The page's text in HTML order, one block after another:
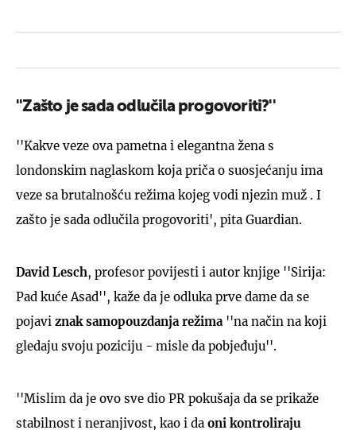
''Zašto je sada odlučila progovoriti?''
''Kakve veze ova pametna i elegantna žena s
londonskim naglaskom koja priča o suosjećanju ima
veze sa brutalnošću režima kojeg vodi njezin muž . I
zašto je sada odlučila progovoriti', pita Guardian.
David Lesch, profesor povijesti i autor knjige ''Sirija:
Pad kuće Asad'', kaže da je odluka prve dame da se
pojavi znak samopouzdanja režima ''na način na koji
gledaju svoju poziciju - misle da pobjeđuju''.
''Mislim da je ovo sve dio PR pokušaja da se prikaže
stabilnost i neranjivost, kao i da oni kontroliraju